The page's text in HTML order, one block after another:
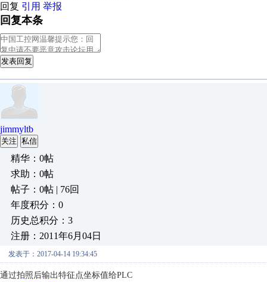
回复 引用 举报
回复本条
发表回复
jimmyltb
关注 私信
精华：0帖
求助：0帖
帖子：0帖 | 76回
年度积分：0
历史总积分：3
注册：2011年6月04日
发表于：2017-04-14 19:34:45
通过拍照后输出特征点坐标值给PLC